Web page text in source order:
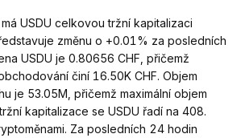
USDU celkovou tržní kapitalizaci
změnu o +0.01% za posledních
USDU je 0.80656 CHF, přičemž
činí 16.50K CHF. Objem
je 53.05M, přičemž maximální objem
kapitalizace se USDU řadí na 408.
Za posledních 24 hodin